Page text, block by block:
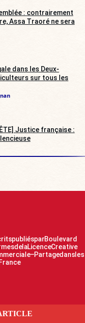
: contrairement
Assa Traoré ne sera
dans les Deux-
sur tous les
Justice française :
publiés par Boulevard
de la Licence Creative
– Partage dans les